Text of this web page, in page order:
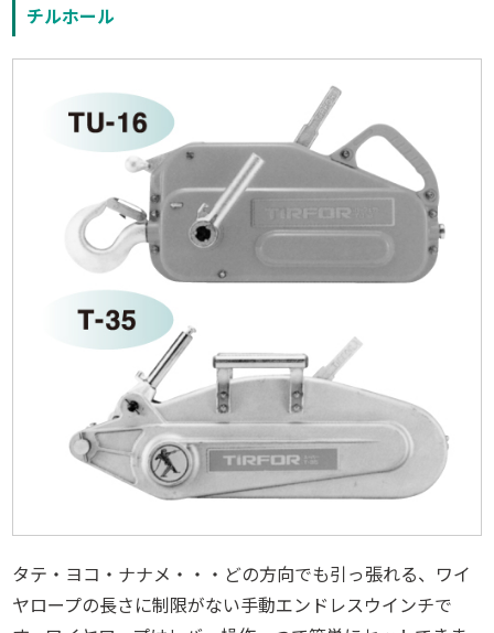
チルホール
タテ・ヨコ・ナナメ・・・どの方向でも引っ張れる、ワイ
ヤロープの長さに制限がない手動エンドレスウインチで